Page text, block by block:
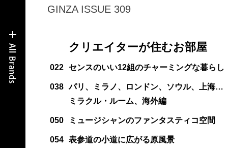
GINZA ISSUE 309
クリエイターが住むお部屋
022 センスのいい12組のチャーミングな暮らし
038 パリ、ミラノ、ロンドン、ソウル、上海…
ミラクル・ルーム、海外編
050 ミュージシャンのファンタスティコ空間
054 表参道の小道に広がる原風景